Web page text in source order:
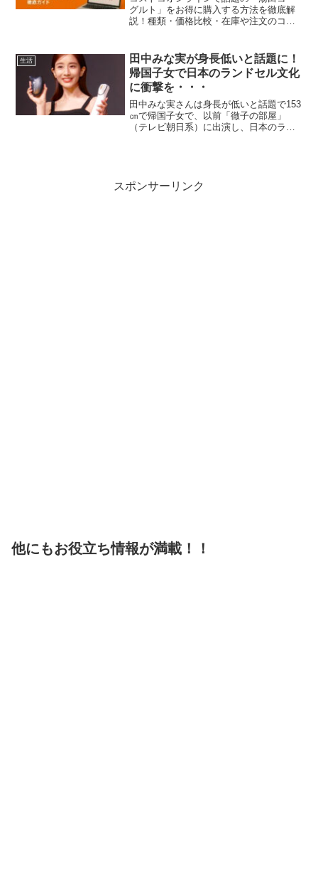
グルト」をお得に購入する方法を徹底解
説！種類・価格比較・在庫や注文のコ
生活
田中みな実が身長低いと話題に！
帰国子女で日本のランドセル文化
に衝撃を・・・
田中みな実さんは身長が低いと話題で153
㎝で帰国子女で、以前「徹子の部屋」
（テレビ朝日系）に出演し、日本のラン
スポンサーリンク
他にもお役立ち情報が満載！！